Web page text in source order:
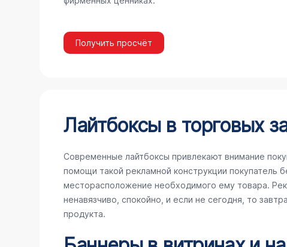
Получить просчёт
Лайтбоксы в торговых
Современные лайтбоксы привлекают внимание
помощи такой рекламной конструкции покупатель
месторасположение необходимого ему товара.
ненавязчиво, спокойно, и если не сегодня, то
продукта.